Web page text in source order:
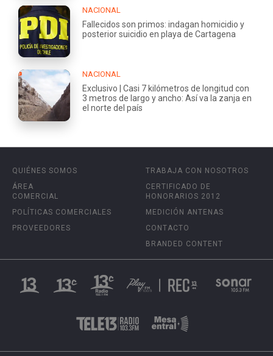
NACIONAL
Fallecidos son primos: indagan homicidio y
posterior suicidio en playa de Cartagena
NACIONAL
Exclusivo | Casi 7 kilómetros de longitud con
3 metros de largo y ancho: Así va la zanja en
el norte del país
QUIÉNES SOMOS
ÁREA
COMERCIAL
POLÍTICAS COMERCIALES
PROVEEDORES
TRABAJA CON NOSOTROS
CERTIFICADO DE
HONORARIOS 2012
MEDICIÓN ANTENAS
CONTACTO
BRANDED CONTENT